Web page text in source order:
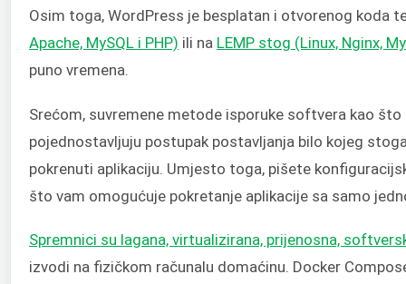
Osim toga, WordPress je besplatan i otvorenog koda
Apache, MySQL i PHP) ili na LEMP stog (Linux, Nginx,
puno vremena.
Srećom, suvremene metode isporuke softvera kao
pojednostavljuju postupak postavljanja bilo kojeg
pokrenuti aplikaciju. Umjesto toga, pišete
što vam omogućuje pokretanje aplikacije sa samo
Spremnici su lagana, virtualizirana, prijenosna,
izvodi na fizičkom računalu domaćinu. Docker